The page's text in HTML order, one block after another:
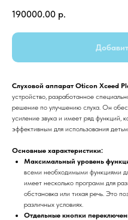
190000.00 р.
Слуховой аппарат Oticon Xceed
устройство, разработанное
решение по улучшению слуха. Он
усиление звука и имеет ряд функций,
эффективным для использования
Основные характеристики:
Максимальный уровень
всеми необходимыми функциями
имеет несколько программ для
обстановка или тихая речь. Это
различных условиях.
Отдельные кнопки